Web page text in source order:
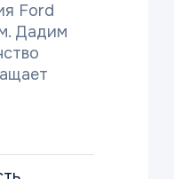
Ford
Дадим